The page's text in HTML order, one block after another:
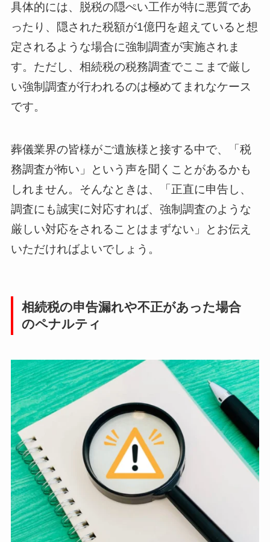
具体的には、脱税の隠ぺい工作が特に悪質であ
ったり、隠された税額が1億円を超えていると想
定されるような場合に強制調査が実施されま
す。ただし、相続税の税務調査でここまで厳し
い強制調査が行われるのは極めてまれなケース
です。
葬儀業界の皆様がご遺族様と接する中で、「税
務調査が怖い」という声を聞くことがあるかも
しれません。そんなときは、「正直に申告し、
調査にも誠実に対応すれば、強制調査のような
厳しい対応をされることはまずない」とお伝え
いただければよいでしょう。
相続税の申告漏れや不正があった場合
のペナルティ